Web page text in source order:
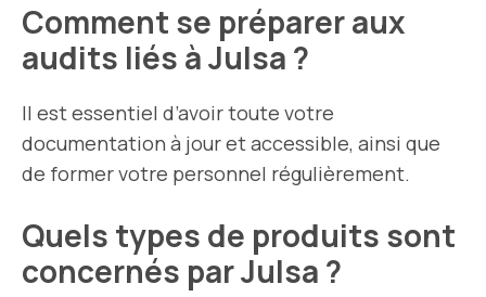
Comment se préparer aux
audits liés à Julsa ?
Il est essentiel d’avoir toute votre
documentation à jour et accessible, ainsi que
de former votre personnel régulièrement.
Quels types de produits sont
concernés par Julsa ?